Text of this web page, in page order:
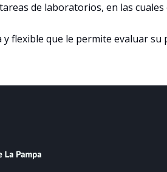
de laboratorios, en las
flexible que le permite evaluar su